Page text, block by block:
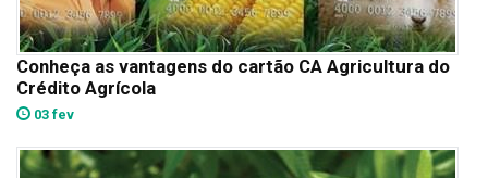
Conheça as vantagens do cartão CA Agricultura do
Crédito Agrícola
03 fev